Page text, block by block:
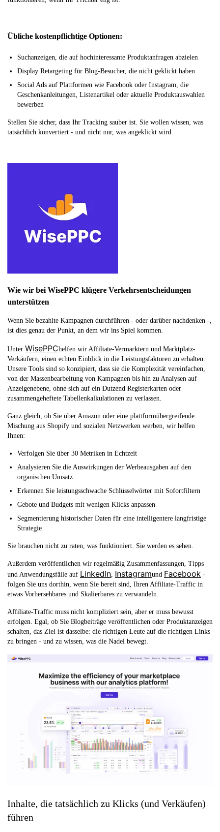
Übliche kostenpflichtige Optionen:
Suchanzeigen, die auf hochinteressante Produktanfragen abzielen
Display Retargeting für Blog-Besucher, die nicht geklickt haben
Social Ads auf Plattformen wie Facebook oder Instagram, die
Geschenkanleitungen, Listenartikel oder aktuelle Produktauswahlen
bewerben
Stellen Sie sicher, dass Ihr Tracking sauber ist. Sie wollen wissen, was
tatsächlich konvertiert - und nicht nur, was angeklickt wird.
Wie wir bei WisePPC klügere Verkehrsentscheidungen
unterstützen
Wenn Sie bezahlte Kampagnen durchführen - oder darüber nachdenken -,
ist dies genau der Punkt, an dem wir ins Spiel kommen.
Unter WisePPChelfen wir Affiliate-Vermarktern und Marktplatz-
Verkäufern, einen echten Einblick in die Leistungsfaktoren zu erhalten.
Unsere Tools sind so konzipiert, dass sie die Komplexität vereinfachen,
von der Massenbearbeitung von Kampagnen bis hin zu Analysen auf
Anzeigenebene, ohne sich auf ein Dutzend Registerkarten oder
zusammengeheftete Tabellenkalkulationen zu verlassen.
Ganz gleich, ob Sie über Amazon oder eine plattformübergreifende
Mischung aus Shopify und sozialen Netzwerken werben, wir helfen
Ihnen:
Verfolgen Sie über 30 Metriken in Echtzeit
Analysieren Sie die Auswirkungen der Werbeausgaben auf den
organischen Umsatz
Erkennen Sie leistungsschwache Schlüsselwörter mit Sofortfiltern
Gebote und Budgets mit wenigen Klicks anpassen
Segmentierung historischer Daten für eine intelligentere langfristige
Strategie
Sie brauchen nicht zu raten, was funktioniert. Sie werden es sehen.
Außerdem veröffentlichen wir regelmäßig Zusammenfassungen, Tipps
und Anwendungsfälle auf LinkedIn, Instagramund Facebook -
folgen Sie uns dorthin, wenn Sie bereit sind, Ihren Affiliate-Traffic in
etwas Vorhersehbares und Skalierbares zu verwandeln.
Affiliate-Traffic muss nicht kompliziert sein, aber er muss bewusst
erfolgen. Egal, ob Sie Blogbeiträge veröffentlichen oder Produktanzeigen
schalten, das Ziel ist dasselbe: die richtigen Leute auf die richtigen Links
zu bringen - und zu wissen, was die Nadel bewegt.
Inhalte, die tatsächlich zu Klicks (und Verkäufen)
führen